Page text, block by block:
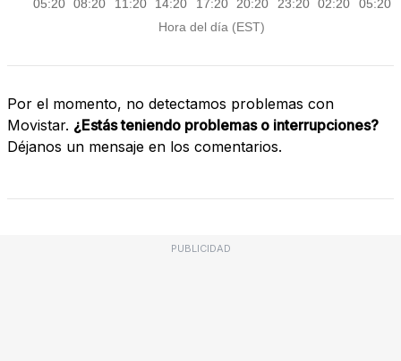
Por el momento, no detectamos problemas con
Movistar. ¿Estás teniendo problemas o interrupciones?
Déjanos un mensaje en los comentarios.
PUBLICIDAD